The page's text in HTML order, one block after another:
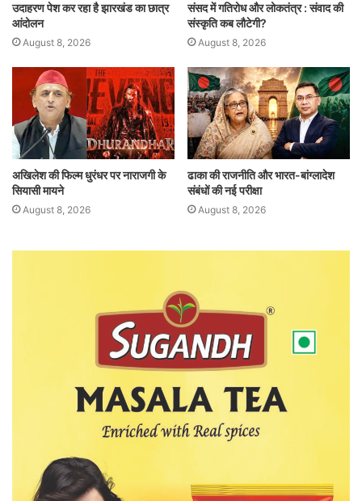
उदाहरण पेश कर रहा है झारखंड का छात्र
आंदोलन
August 8, 2026
संसद में गतिरोध और लोकतंत्र : संवाद की
संस्कृति कब लौटेगी?
August 8, 2026
अखिलेश की फिल्म धुरंधर पर नाराजगी के
सियासी मायने
August 8, 2026
ढाका की राजनीति और भारत-बांग्लादेश
संबंधों की नई परीक्षा
August 8, 2026